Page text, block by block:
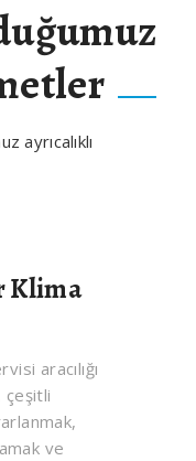
ayrıcalıklı
Klima
aracılığı
çeşitli
ve